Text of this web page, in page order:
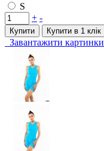
S
+ -
Купити Купити в 1 клiк
Завантажити картинки